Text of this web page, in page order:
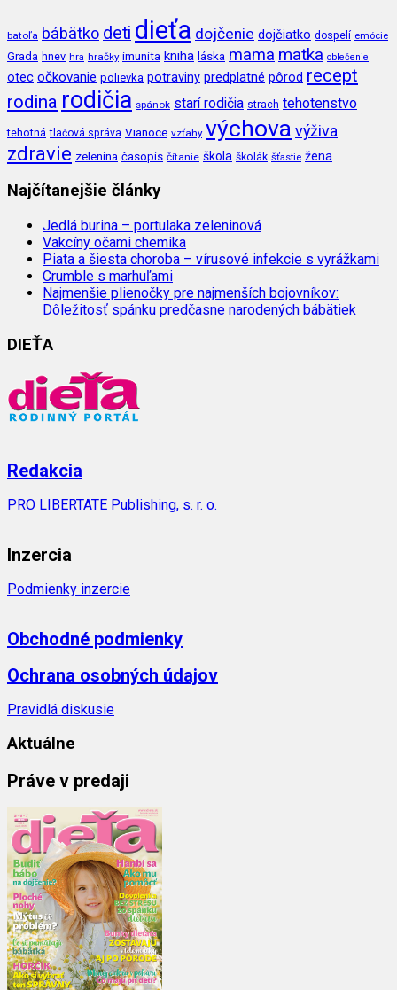
batoľa bábätko deti dieťa dojčenie dojčiatko dospelí emócie
Grada hnev hra hračky imunita kniha láska mama matka oblečenie
otec očkovanie polievka potraviny predplatné pôrod recept
rodina rodičia spánok starí rodičia strach tehotenstvo
tehotná tlačová správa Vianoce vzťahy výchova výživa
zdravie zelenina časopis čítanie škola školák šťastie žena
Najčítanejšie články
Jedlá burina – portulaka zeleninová
Vakcíny očami chemika
Piata a šiesta choroba – vírusové infekcie s vyrážkami
Crumble s marhuľami
Najmenšie plienočky pre najmenších bojovníkov:
Dôležitosť spánku predčasne narodených bábätiek
DIEŤA
Redakcia
PRO LIBERTATE Publishing, s. r. o.
Inzercia
Podmienky inzercie
Obchodné podmienky
Ochrana osobných údajov
Pravidlá diskusie
Aktuálne
Práve v predaji